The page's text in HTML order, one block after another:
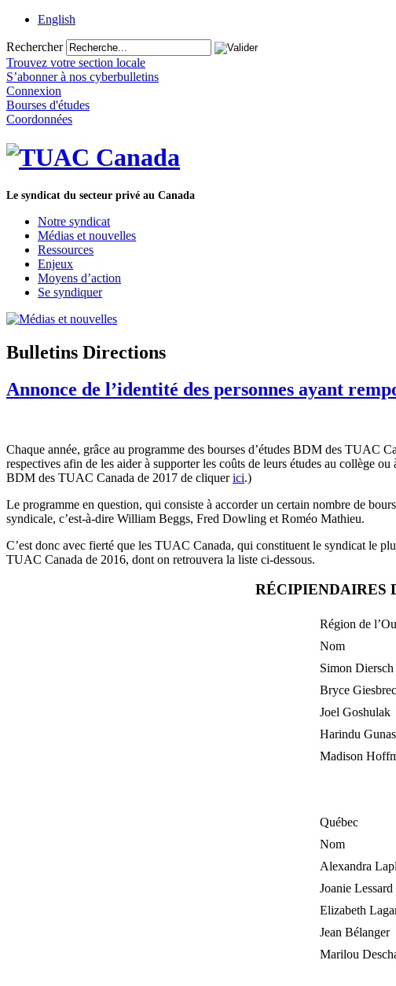
English
Rechercher
Trouvez votre section locale
S’abonner à nos cyberbulletins
Connexion
Bourses d'études
Coordonnées
Le syndicat du secteur privé au Canada
Notre syndicat
Médias et nouvelles
Ressources
Enjeux
Moyens d’action
Se syndiquer
Bulletins Directions
Annonce de l’identité des personnes ayant
Chaque année, grâce au programme des bourses d’études BDM des TUAC
respectives afin de les aider à supporter les coûts de leurs études au collège
BDM des TUAC Canada de 2017 de cliquerici.)
Le programme en question, qui consiste à accorder un certain nombre de
syndicale, c’est-à-dire William Beggs, Fred Dowling et Roméo Mathieu.
C’est donc avec fierté que les TUAC Canada, qui constituent le syndicat le
TUAC Canada de 2016, dont on retrouvera la liste ci-dessous.
RÉCIPIENDAIRES
Région de
Nom
Simon Diersch
Bryce
Joel Goshulak
Harindu
Madison
Québec
Nom
Alexandra
Joanie Lessard
Elizabeth
Jean Bélanger
Marilou